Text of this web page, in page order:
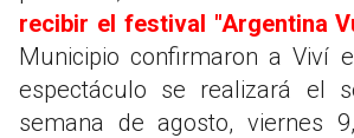
recibir el festival "Argentina
Municipio confirmaron a Viví
espectáculo se realizará el
semana de agosto, viernes